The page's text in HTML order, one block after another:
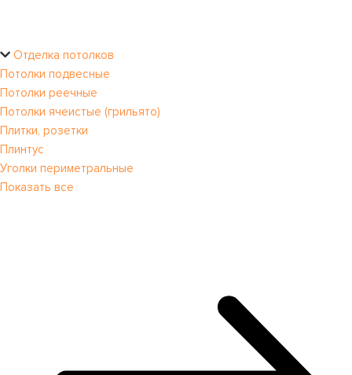
Отделка потолков
Потолки подвесные
Потолки реечные
Потолки ячеистые (грильято)
Плитки, розетки
Плинтус
Уголки периметральные
Показать все